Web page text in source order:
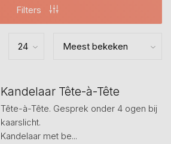
Filters
Kandelaar Tête-à-Tête
Tête-à-Tête. Gesprek onder 4 ogen bij
kaarslicht.
Kandelaar met be...